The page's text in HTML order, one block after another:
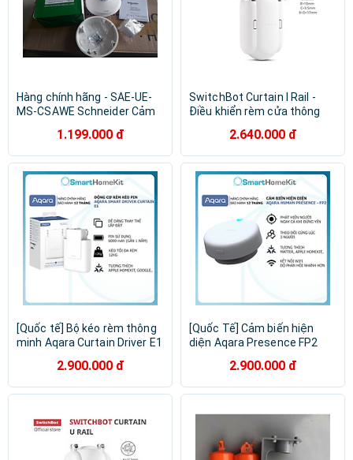
Hàng chính hãng - SAE-UE-
MS-CSAWE Schneider Cảm
1.199.000 đ
SwitchBot Curtain I Rail -
Điều khiển rèm cửa thông
Hàng chính hãng
2.640.000 đ
[Quốc tế] Bộ kéo rèm thông
minh Aqara Curtain Driver E1
Pin Zigbee 3.0 - Hàng Chính
Hãng - Support HomeKit,
2.900.000 đ
[Quốc Tế] Cảm biến hiện
diện Aqara Presence FP2
nhận diện lên tới 3 người, kết
nối Wifi 2.4Ghz - Hàng Chính
2.900.000 đ